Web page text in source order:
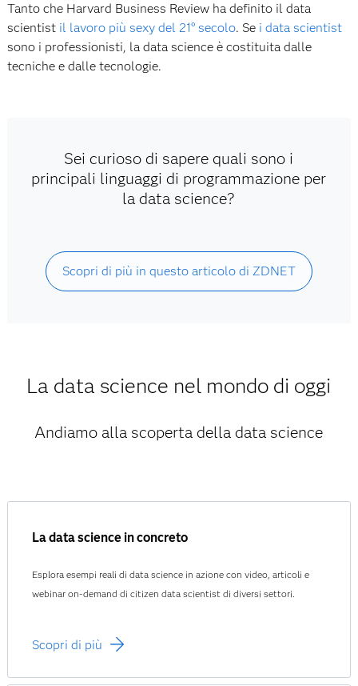
Tanto che Harvard Business Review ha definito il data
scientist il lavoro più sexy del 21° secolo. Se i data scientist
sono i professionisti, la data science è costituita dalle
tecniche e dalle tecnologie.
Sei curioso di sapere quali sono i
principali linguaggi di programmazione per
la data science?
Scopri di più in questo articolo di ZDNET
La data science nel mondo di oggi
Andiamo alla scoperta della data science
La data science in concreto
Esplora esempi reali di data science in azione con video, articoli e
webinar on-demand di citizen data scientist di diversi settori.
Scopri di più